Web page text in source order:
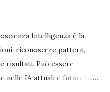
Intelligenza è la
riconoscere pattern,
risultati. Può essere
nelle IA attuali e future),